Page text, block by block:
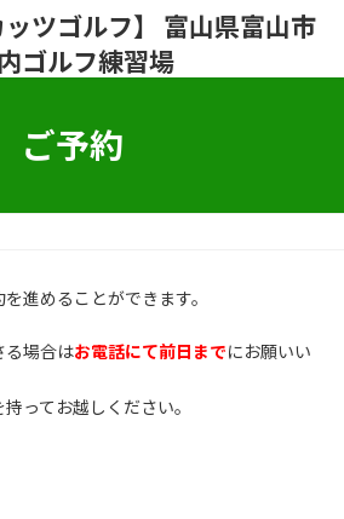
ご予約
進めることができます。
る場合はお電話にて前日までにお願いい
ってお越しください。